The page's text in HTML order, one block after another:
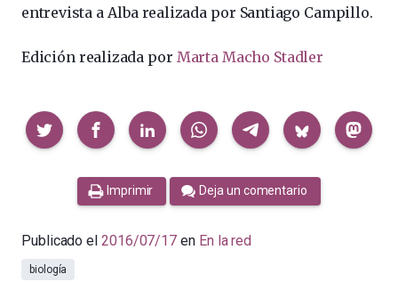
entrevista a Alba realizada por Santiago Campillo.
Edición realizada por Marta Macho Stadler
Compartir
Imprimir Deja un comentario
Publicado el 2016/07/17 en En la red
biología